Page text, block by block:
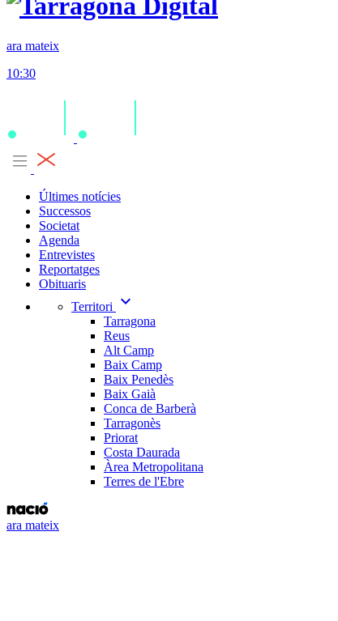
ara mateix
10:30
Últimes notícies
Successos
Societat
Agenda
Entrevistes
Reportatges
Obituaris
Territori
expand_more
Tarragona
Reus
Alt Camp
Baix Camp
Baix Penedès
Baix Gaià
Conca de Barberà
Tarragonès
Priorat
Costa Daurada
Àrea Metropolitana
Terres de l'Ebre
ara mateix